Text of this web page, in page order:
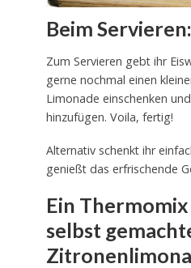
Beim Servieren:
Zum Servieren gebt ihr
gerne nochmal einen
Limonade einschenken
hinzufügen. Voila, fertig!
Alternativ schenkt ihr
genießt das erfrischende
Ein
selbst